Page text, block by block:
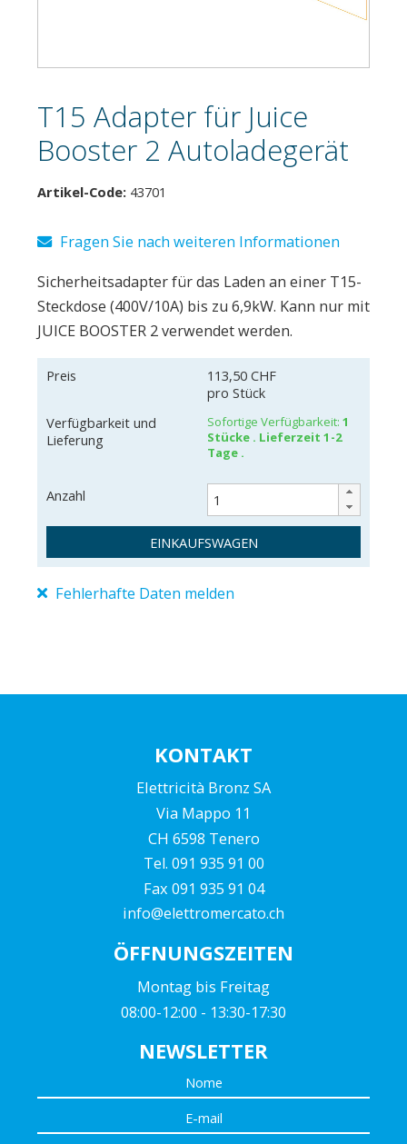
T15 Adapter für Juice
Booster 2 Autoladegerät
Artikel-Code: 43701
Fragen Sie nach weiteren Informationen
Sicherheitsadapter für das Laden an einer T15-
Steckdose (400V/10A) bis zu 6,9kW. Kann nur mit
JUICE BOOSTER 2 verwendet werden.
Preis
113,50 CHF
pro Stück
Verfügbarkeit und
Lieferung
Sofortige Verfügbarkeit: 1
Stücke . Lieferzeit 1-2
Tage .
Anzahl
EINKAUFSWAGEN
Fehlerhafte Daten melden
KONTAKT
Elettricità Bronz SA
Via Mappo 11
CH 6598 Tenero
Tel. 091 935 91 00
Fax 091 935 91 04
info@elettromercato.ch
ÖFFNUNGSZEITEN
Montag bis Freitag
08:00-12:00 - 13:30-17:30
NEWSLETTER